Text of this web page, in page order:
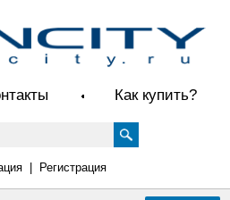
Как купить?
| Регистрация